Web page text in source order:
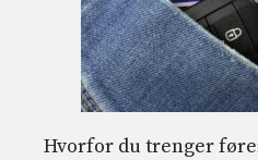
Hvorfor du trenger